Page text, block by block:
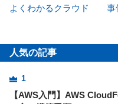
よくわかるクラウド 事
人気の記事
1
【AWS入門】AWS